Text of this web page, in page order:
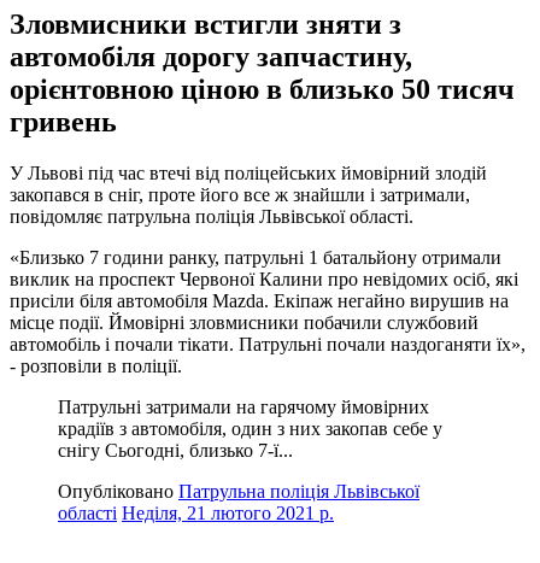
Зловмисники встигли зняти з
автомобіля дорогу запчастину,
орієнтовною ціною в близько 50 тисяч
гривень
У Львові під час втечі від поліцейських ймовірний злодій
закопався в сніг, проте його все ж знайшли і затримали,
повідомляє патрульна поліція Львівської області.
«Близько 7 години ранку, патрульні 1 батальйону отримали
виклик на проспект Червоної Калини про невідомих осіб, які
присіли біля автомобіля Mazda. Екіпаж негайно вирушив на
місце події. Ймовірні зловмисники побачили службовий
автомобіль і почали тікати. Патрульні почали наздоганяти їх»,
- розповіли в поліції.
Патрульні затримали на гарячому ймовірних
крадіїв з автомобіля, один з них закопав себе у
снігу Сьогодні, близько 7-ї...
Опубліковано Патрульна поліція Львівської
області Неділя, 21 лютого 2021 р.